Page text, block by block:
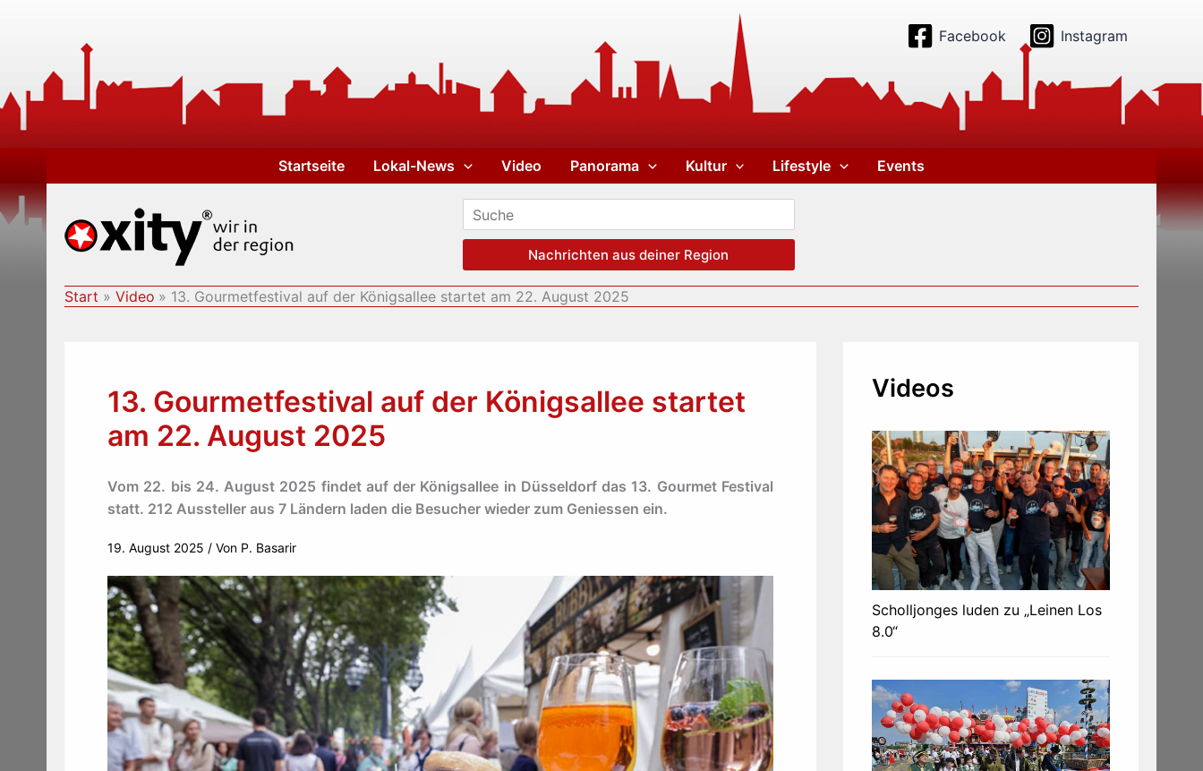
Facebook Instagram
Startseite Lokal-News Video Panorama Kultur Lifestyle Events
Nachrichten aus deiner Region
Start Video 13. Gourmetfestival auf der Königsallee startet am 22. August 2025
13. Gourmetfestival auf der Königsallee startet
am 22. August 2025
Vom 22. bis 24. August 2025 findet auf der Königsallee in Düsseldorf das 13. Gourmet Festival
statt. 212 Aussteller aus 7 Ländern laden die Besucher wieder zum Geniessen ein.
19. August 2025 / Von P. Basarir
Videos
Scholljonges luden zu „Leinen Los
8.0“